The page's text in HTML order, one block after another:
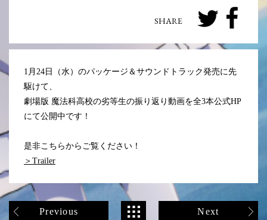
1月24日（水）のパッケージ＆サウンドトラック発売に先
駆けて、
劇場版 魔法科高校の劣等生の振り返り動画を全3本公式HP
にて公開中です！
是非こちらからご覧ください！
＞Trailer
Previous Next